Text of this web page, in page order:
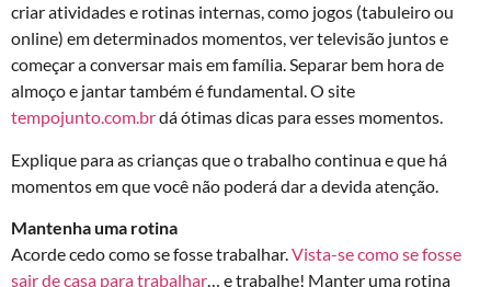
criar atividades e rotinas internas, como jogos (tabuleiro ou
online) em determinados momentos, ver televisão juntos e
começar a conversar mais em família. Separar bem hora de
almoço e jantar também é fundamental. O site
tempojunto.com.brdá ótimas dicas para esses momentos.
Explique para as crianças que o trabalho continua e que há
momentos em que você não poderá dar a devida atenção.
Mantenha uma rotina
Acorde cedo como se fosse trabalhar.Vista-se como se fosse
sair de casa para trabalhar… e trabalhe! Manter uma rotina